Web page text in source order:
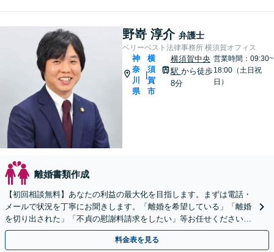
野嵜 淳介 弁護士
ベリーベスト法律事務所 横須賀オフィス
神
奈
川
県
横
須
賀
市
横須賀中央
駅 から徒歩
8分
営業時間：09:30~
18:00（土日祝
日）
離婚書類作成
【初回相談無料】あなたの利益の最大化を目指します。まずは電話・
メールで状況を丁寧にお聞きします。「離婚を希望している」「離婚
を切り出された」「不貞の慰謝料請求をしたい」等お任せください。
【リーズナブルな料金設定】
料金表を見る